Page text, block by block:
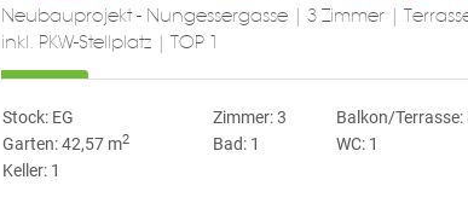
Neubauprojekt - Nungessergasse | 3 Zimmer |
inkl. PKW-Stellplatz | TOP 1
Stock: EG Zimmer: 3 Balkon/Terrasse:
Garten: 42,57 m2 Bad: 1
WC: 1
Keller: 1